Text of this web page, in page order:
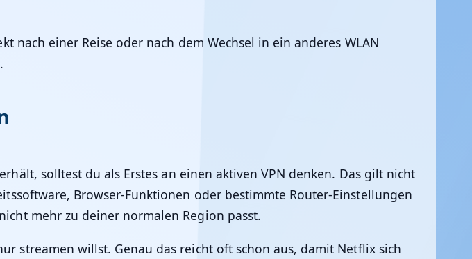
nach einer Reise oder nach dem Wechsel in ein anderes WLAN
solltest du als Erstes an einen aktiven VPN denken. Das gilt nicht
Browser-Funktionen oder bestimmte Router-Einstellungen
mehr zu deiner normalen Region passt.
streamen willst. Genau das reicht oft schon aus, damit Netflix sich